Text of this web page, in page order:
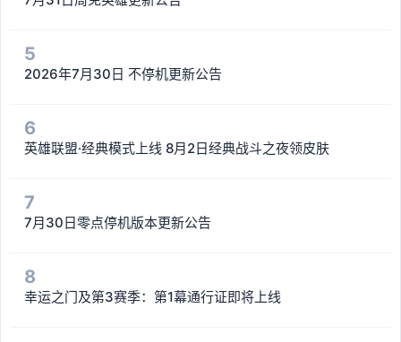
5
2026年7月30日 不停机更新公告
6
英雄联盟·经典模式上线 8月2日经典战斗之夜领皮肤
7
7月30日零点停机版本更新公告
8
幸运之门及第3赛季：第1幕通行证即将上线